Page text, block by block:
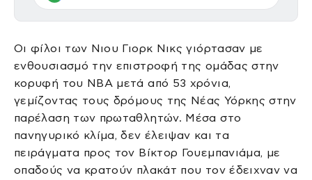
Οι φίλοι των Νιου Γιορκ Νικς γιόρτασαν με
ενθουσιασμό την επιστροφή της ομάδας στην
κορυφή του ΝΒΑ μετά από 53 χρόνια,
γεμίζοντας τους δρόμους της Νέας Υόρκης στην
παρέλαση των πρωταθλητών. Μέσα στο
πανηγυρικό κλίμα, δεν έλειψαν και τα
πειράγματα προς τον Βίκτορ Γουεμπανιάμα, με
οπαδούς να κρατούν πλακάτ που τον έδειχναν να